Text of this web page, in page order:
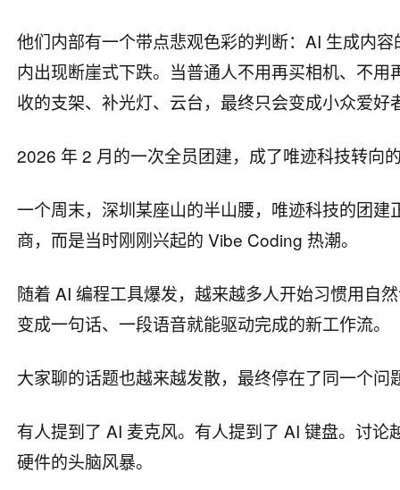
他们内部有一个带点悲观色彩的判断：AI 生成内
内出现断崖式下跌。当普通人不用再买相机、不
收的支架、补光灯、云台，最终只会变成小众爱好
2026 年 2 月的一次全员团建，成了唯迹科技转向
一个周末，深圳某座山的半山腰，唯迹科技的团
商，而是当时刚刚兴起的 Vibe Coding 热潮。
随着 AI 编程工具爆发，越来越多人开始习惯用自
变成一句话、一段语音就能驱动完成的新工作流。
大家聊的话题也越来越发散，最终停在了同一个
有人提到了 AI 麦克风。有人提到了 AI 键盘。讨
硬件的头脑风暴。